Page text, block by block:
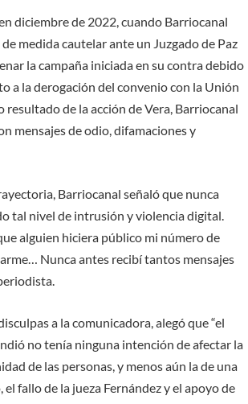
diciembre de 2022, cuando Barriocanal
medida cautelar ante un Juzgado de Paz
la campaña iniciada en su contra debido
a la derogación del convenio con la Unión
resultado de la acción de Vera, Barriocanal
mensajes de odio, difamaciones y
Barriocanal señaló que nunca
tal nivel de intrusión y violencia digital.
alguien hiciera público mi número de
Nunca antes recibí tantos mensajes
a la comunicadora, alegó que “el
no tenía ninguna intención de afectar la
de las personas, y menos aún la de una
el fallo de la jueza Fernández y el apoyo de